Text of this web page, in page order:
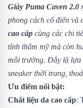
Giày Puma Caven 2.0
phong cách cổ điển và
cao cấp cùng các chi
tính thẩm mỹ mà còn
môi trường. Đây là lựa
sneaker thời trang,
Ưu điểm nổi bật:
Chất liệu da cao cấp: